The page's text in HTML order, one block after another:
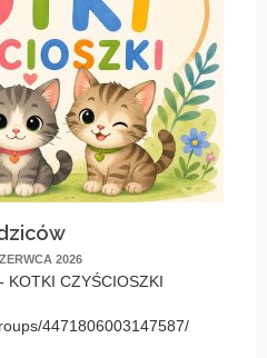
2026
KOTKI CZYŚCIOSZKI
groups/4471806003147587/